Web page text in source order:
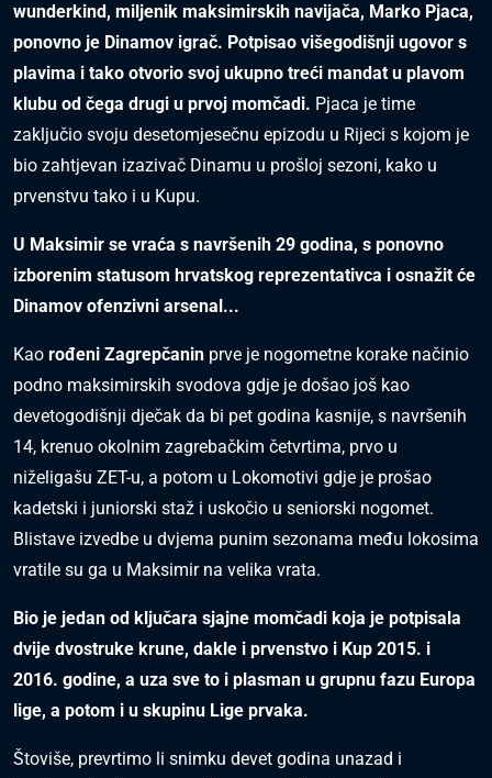
wunderkind, miljenik maksimirskih navijača, Marko Pjaca,
ponovno je Dinamov igrač. Potpisao višegodišnji ugovor s
plavima i tako otvorio svoj ukupno treći mandat u plavom
klubu od čega drugi u prvoj momčadi. Pjaca je time
zaključio svoju desetomjesečnu epizodu u Rijeci s kojom je
bio zahtjevan izazivač Dinamu u prošloj sezoni, kako u
prvenstvu tako i u Kupu.
U Maksimir se vraća s navršenih 29 godina, s ponovno
izborenim statusom hrvatskog reprezentativca i osnažit će
Dinamov ofenzivni arsenal...
Kao rođeni Zagrepčanin prve je nogometne korake načinio
podno maksimirskih svodova gdje je došao još kao
devetogodišnji dječak da bi pet godina kasnije, s navršenih
14, krenuo okolnim zagrebačkim četvrtima, prvo u
niželigašu ZET-u, a potom u Lokomotivi gdje je prošao
kadetski i juniorski staž i uskočio u seniorski nogomet.
Blistave izvedbe u dvjema punim sezonama među lokosima
vratile su ga u Maksimir na velika vrata.
Bio je jedan od ključara sjajne momčadi koja je potpisala
dvije dvostruke krune, dakle i prvenstvo i Kup 2015. i
2016. godine, a uza sve to i plasman u grupnu fazu Europa
lige, a potom i u skupinu Lige prvaka.
Štoviše, prevrtimo li snimku devet godina unazad i